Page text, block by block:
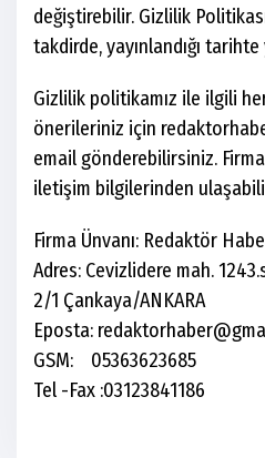
değiştirebilir. Gizlilik
takdirde, yayınlandığı
Gizlilik politikamız ile ilgili
önerileriniz için
email gönderebilirsiniz.
iletişim bilgilerinden
Firma Ünvanı: Redaktör
Adres: Cevizlidere mah.
2/1 Çankaya/ANKARA
Eposta:
GSM: 05363623685
Tel -Fax :03123841186